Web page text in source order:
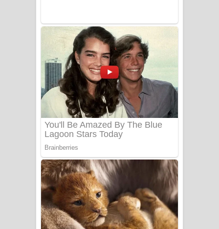
Tharu Yaye Dilena Song Lyrics - තරු
යායේ දිලෙනා ගීතයේ පද පෙළ
Ow Man Sosa Song Lyrics - ඔව් මං
සෝසා ගීතයේ පද පෙළ
Heavy Weight Song Lyrics
Aye Lanweela Song Lyrics - ආයේ
Ala purannata Song Lyrics - ආල
පුරන්නට ගීතයේ පද පෙළ
FEVER DREAM Lyrics - Alex Warren